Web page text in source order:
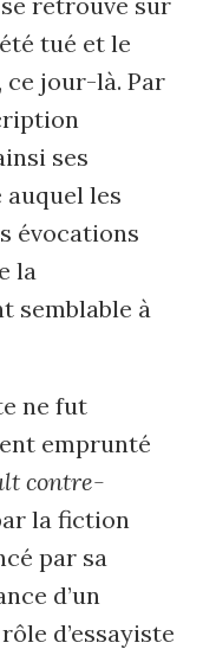
tué et le
ce jour-là. Par
ses
les
évocations
la
semblable à
ne fut
emprunté
contre-
la fiction
par sa
d’un
d’essayiste